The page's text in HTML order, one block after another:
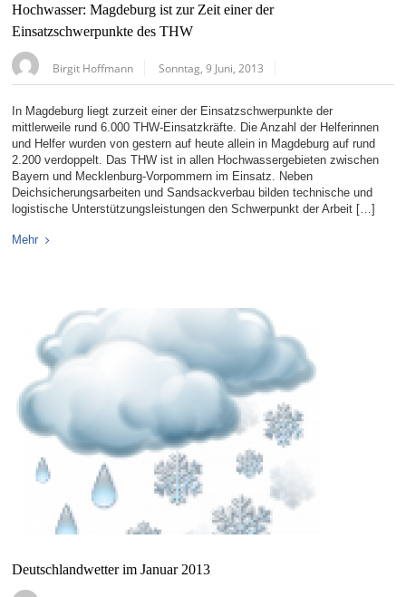
Hochwasser: Magdeburg ist zur Zeit einer der
Einsatzschwerpunkte des THW
Birgit Hoffmann Sonntag, 9 Juni, 2013
In Magdeburg liegt zurzeit einer der Einsatzschwerpunkte der
mittlerweile rund 6.000 THW-Einsatzkräfte. Die Anzahl der Helferinnen
und Helfer wurden von gestern auf heute allein in Magdeburg auf rund
2.200 verdoppelt. Das THW ist in allen Hochwassergebieten zwischen
Bayern und Mecklenburg-Vorpommern im Einsatz. Neben
Deichsicherungsarbeiten und Sandsackverbau bilden technische und
logistische Unterstützungsleistungen den Schwerpunkt der Arbeit […]
Mehr
Deutschlandwetter im Januar 2013